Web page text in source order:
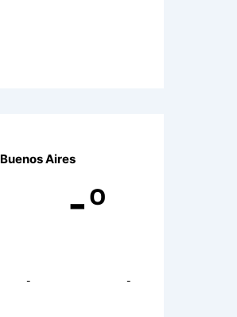
Buenos Aires
-º
- -